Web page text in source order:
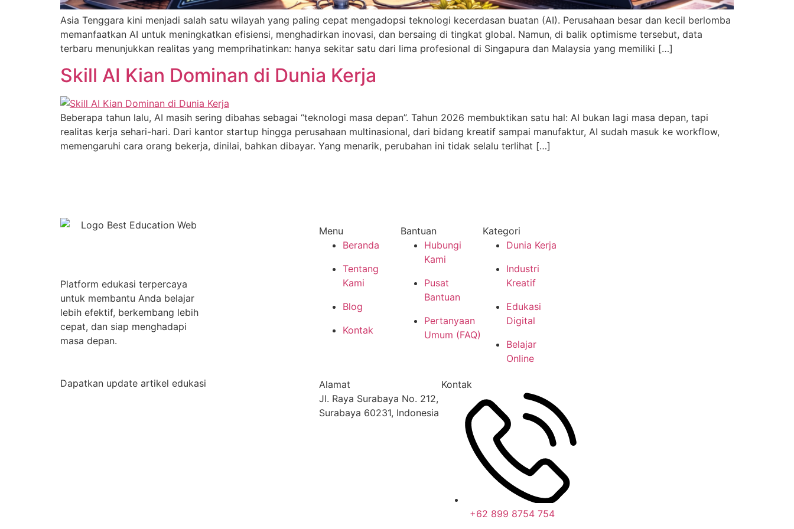
Asia Tenggara kini menjadi salah satu wilayah yang paling cepat mengadopsi teknologi kecerdasan buatan (AI). Perusahaan besar dan kecil berlomba
memanfaatkan AI untuk meningkatkan efisiensi, menghadirkan inovasi, dan bersaing di tingkat global. Namun, di balik optimisme tersebut, data
terbaru menunjukkan realitas yang memprihatinkan: hanya sekitar satu dari lima profesional di Singapura dan Malaysia yang memiliki […]
Skill AI Kian Dominan di Dunia Kerja
Beberapa tahun lalu, AI masih sering dibahas sebagai “teknologi masa depan”. Tahun 2026 membuktikan satu hal: AI bukan lagi masa depan, tapi
realitas kerja sehari-hari. Dari kantor startup hingga perusahaan multinasional, dari bidang kreatif sampai manufaktur, AI sudah masuk ke workflow,
memengaruhi cara orang bekerja, dinilai, bahkan dibayar. Yang menarik, perubahan ini tidak selalu terlihat […]
Platform edukasi terpercaya
untuk membantu Anda belajar
lebih efektif, berkembang lebih
cepat, dan siap menghadapi
masa depan.
Dapatkan update artikel edukasi
Menu
Beranda
Tentang
Kami
Blog
Kontak
Bantuan
Hubungi
Kami
Pusat
Bantuan
Pertanyaan
Umum (FAQ)
Kategori
Dunia Kerja
Industri
Kreatif
Edukasi
Digital
Belajar
Online
Alamat
Jl. Raya Surabaya No. 212,
Surabaya 60231, Indonesia
Kontak
+62 899 8754 754